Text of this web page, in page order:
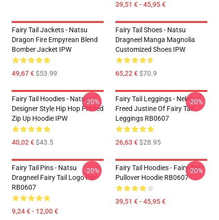
39,51 € - 45,95 €
Fairy Tail Jackets - Natsu
Dragon Fire Empyrean Blend
Bomber Jacket IPW
49,67 €$53.99
Fairy Tail Shoes - Natsu
Dragneel Manga Magnolia
Customized Shoes IPW
65,22 €$70.9
Fairy Tail Hoodies - Natsu
Designer Style Hip Hop Printed
Zip Up Hoodie IPW
40,02 €$43.5
-20%
Fairy Tail Leggings - Neko
Freed Justine Of Fairy Tail
Leggings RB0607
26,63 €$28.95
-20%
Fairy Tail Pins - Natsu
Dragneel Fairy Tail Logo Pin
RB0607
9,24 € - 12,00 €
-20%
Fairy Tail Hoodies - Fairy Tail
Pullover Hoodie RB0607
39,51 € - 45,95 €
-20%